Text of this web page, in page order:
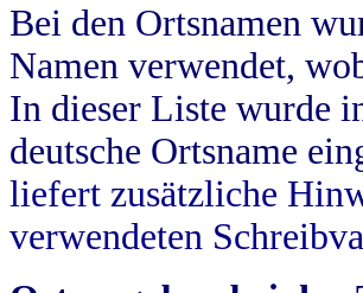
Bei den Ortsnamen
Namen verwendet,
In dieser Liste wurde
deutsche Ortsname
liefert zusätzliche
verwendeten